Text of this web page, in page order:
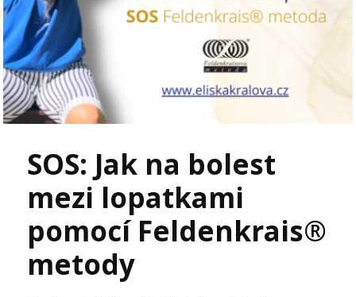
SOS: Jak na bolest
mezi lopatkami
pomocí Feldenkrais®
metody